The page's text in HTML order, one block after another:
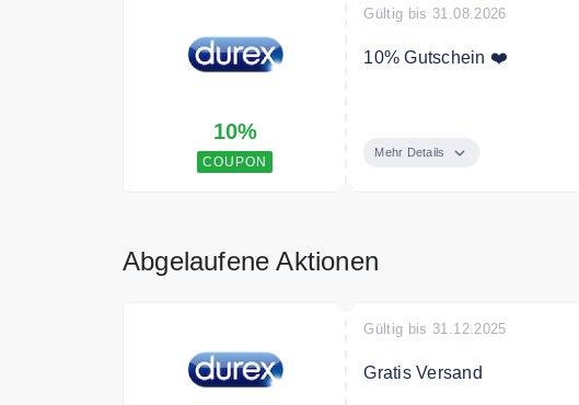
10%
COUPON
Gültig bis 31.08.2026
10% Gutschein ❤️
Mehr Details
Abgelaufene Aktionen
Gültig bis 31.12.2025
Gratis Versand